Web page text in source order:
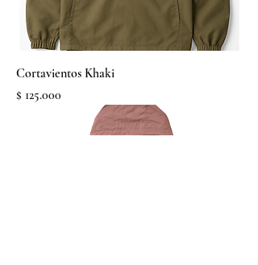
Cortavientos Khaki
Precio
$ 125.000